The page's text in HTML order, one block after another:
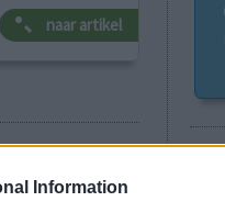
Information
naar artikel